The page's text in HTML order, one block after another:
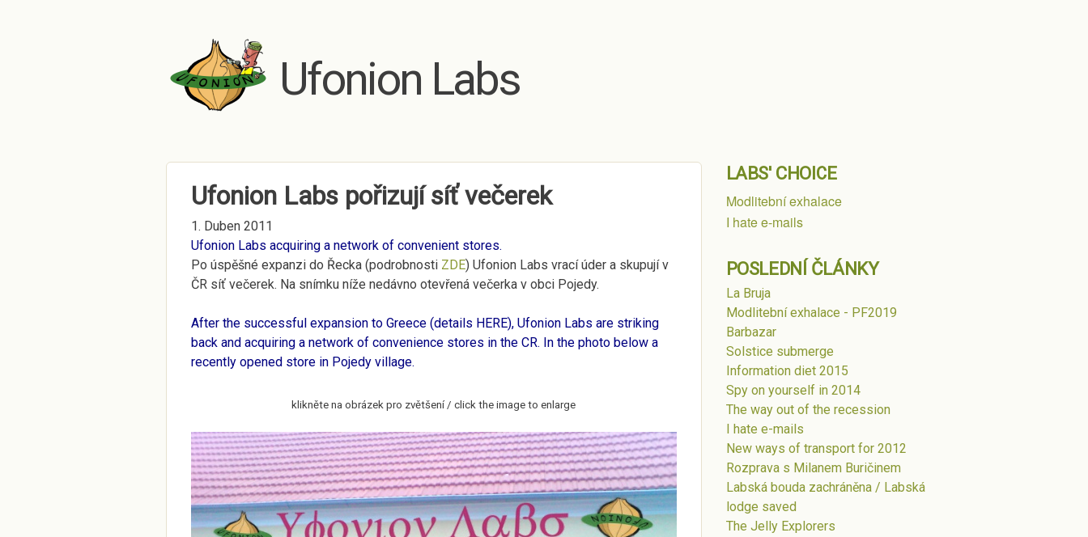
Ufonion Labs
Ufonion Labs pořizují síť večerek
1. Duben 2011
Ufonion Labs acquiring a network of convenient stores.
Po úspěšné expanzi do Řecka (podrobnosti ZDE) Ufonion Labs vrací úder a skupují v
ČR síť večerek. Na snímku níže nedávno otevřená večerka v obci Pojedy.
After the successful expansion to Greece (details HERE), Ufonion Labs are striking
back and acquiring a network of convenience stores in the CR. In the photo below a
recently opened store in Pojedy village.
klikněte na obrázek pro zvětšení / click the image to enlarge
LABS' CHOICE
Modlitební exhalace
I hate e-mails
POSLEDNÍ ČLÁNKY
La Bruja
Modlitební exhalace - PF2019
Barbazar
Solstice submerge
Information diet 2015
Spy on yourself in 2014
The way out of the recession
I hate e-mails
New ways of transport for 2012
Rozprava s Milanem Buričinem
Labská bouda zachráněna / Labská
lodge saved
The Jelly Explorers